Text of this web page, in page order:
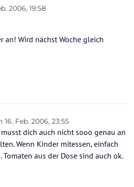
2006, 19:58
an! Wird nächst Woche gleich
16. Feb. 2006, 23:55
von
dich auch nicht sooo genau an
Wenn Kinder mitessen, einfach
aus der Dose sind auch ok.